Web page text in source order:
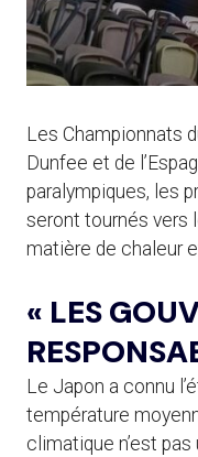
Les Championnats
Dunfee et de
paralympiques, les
seront tournés vers
matière de chaleur
« LES
Le Japon a connu
température
climatique n’est